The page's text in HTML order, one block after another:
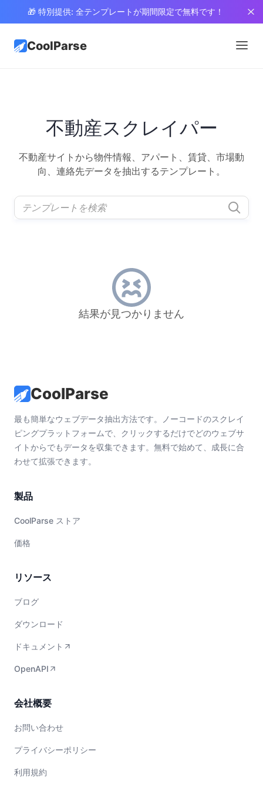
🎁 特別提供: 全テンプレートが期間限定で無料です！
CoolParse
不動産スクレイパー
不動産サイトから物件情報、アパート、賃貸、市場動
向、連絡先データを抽出するテンプレート。
結果が見つかりません
CoolParse
最も簡単なウェブデータ抽出方法です。ノーコードのスクレイ
ピングプラットフォームで、クリックするだけでどのウェブサ
イトからでもデータを収集できます。無料で始めて、成長に合
わせて拡張できます。
製品
CoolParse ストア
価格
リソース
ブログ
ダウンロード
ドキュメント
OpenAPI
会社概要
お問い合わせ
プライバシーポリシー
利用規約